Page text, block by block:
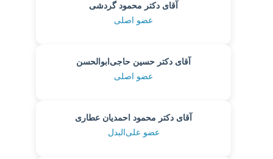
آقای دکتر محمود گردشی
عضو اصلی
آقای دکتر حسین حاجی‌ابوالحسن
عضو اصلی
آقای دکتر محمود احمدیان عطاری
عضو علی‌البدل